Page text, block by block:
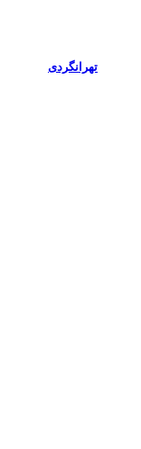
تهرانگردی